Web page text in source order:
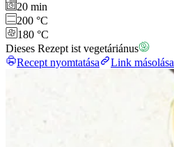
20 min
200 °C
180 °C
Dieses Rezept ist vegetáriánus
Recept nyomtatása
Link másolása